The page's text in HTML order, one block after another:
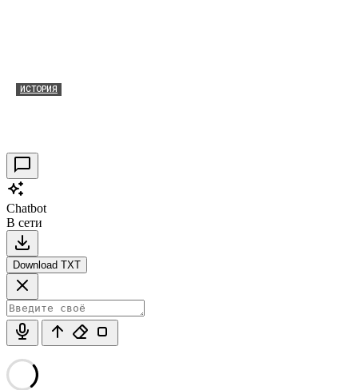
ИСТОРИЯ
Chatbot
В сети
Download TXT